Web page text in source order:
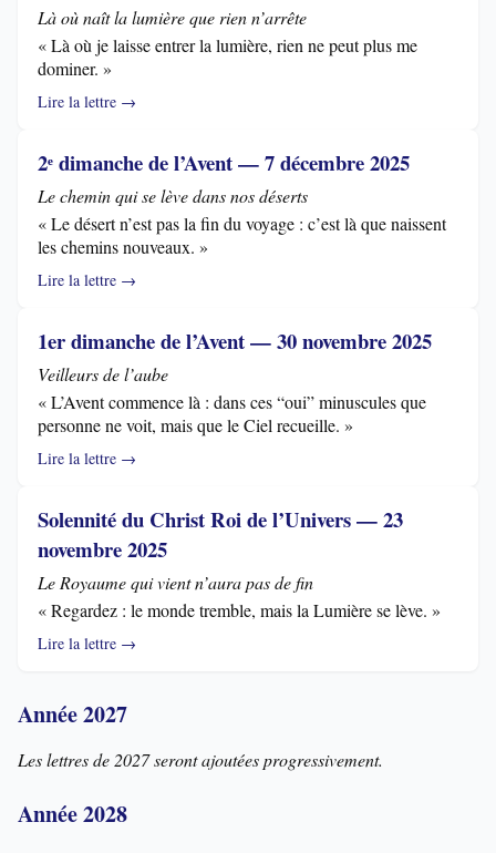
Là où naît la lumière que rien n’arrête
« Là où je laisse entrer la lumière, rien ne peut plus me
dominer. »
Lire la lettre →
2ᵉ dimanche de l’Avent — 7 décembre 2025
Le chemin qui se lève dans nos déserts
« Le désert n’est pas la fin du voyage : c’est là que naissent
les chemins nouveaux. »
Lire la lettre →
1er dimanche de l’Avent — 30 novembre 2025
Veilleurs de l’aube
« L’Avent commence là : dans ces “oui” minuscules que
personne ne voit, mais que le Ciel recueille. »
Lire la lettre →
Solennité du Christ Roi de l’Univers — 23
novembre 2025
Le Royaume qui vient n’aura pas de fin
« Regardez : le monde tremble, mais la Lumière se lève. »
Lire la lettre →
Année 2027
Les lettres de 2027 seront ajoutées progressivement.
Année 2028